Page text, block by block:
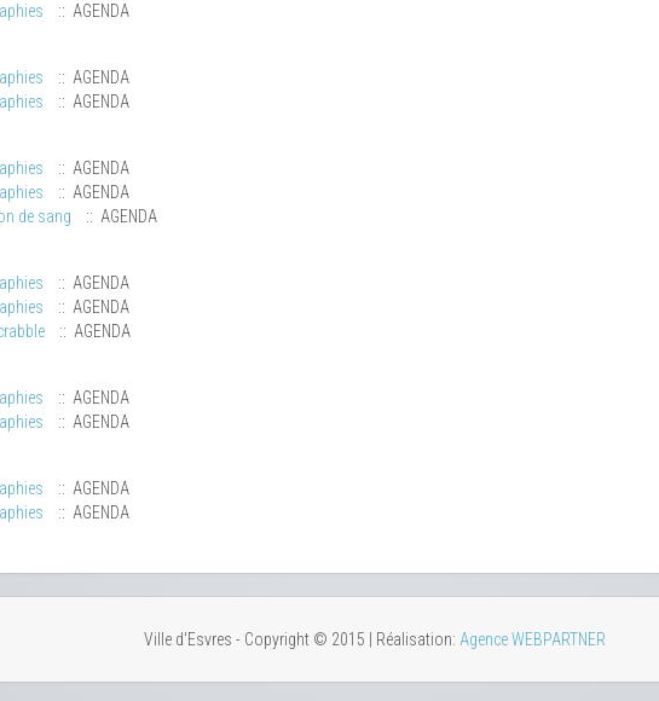
:: AGENDA
:: AGENDA
:: AGENDA
:: AGENDA
:: AGENDA
de sang :: AGENDA
:: AGENDA
:: AGENDA
:: AGENDA
:: AGENDA
:: AGENDA
:: AGENDA
:: AGENDA
Ville d'Esvres - Copyright © 2015 | Réalisation: Agence WEBPARTNER